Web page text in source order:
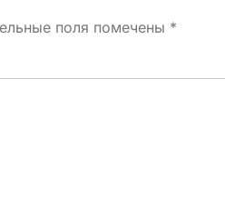
поля помечены *